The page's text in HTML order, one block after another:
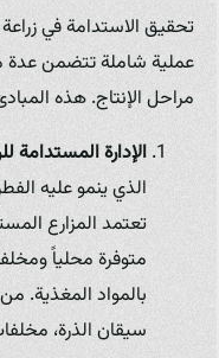
تحقيق الاستدامة في
عملية شاملة تتضمن
مراحل الإنتاج. هذه
الإدارة المستدامة
الذي ينمو عليه
تعتمد المزارع
متوفرة محلياً
بالمواد المغذية.
سيقان الذرة،